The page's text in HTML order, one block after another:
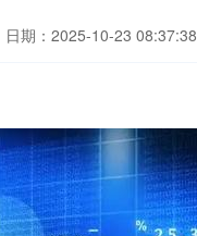
日期：2025-10-23 08:37:38